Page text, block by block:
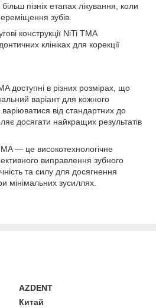
пізніх етапах лікування, коли
зубів.
конструкції NiTi TMA
клініках для корекції
доступні в різних розмірах, що
варіант для кожного
від стандартних до
досягати найкращих результатів
— це високотехнологічне
виправлення зубного
та силу для досягнення
мінімальних зусиллях.
AZDENT
Китай